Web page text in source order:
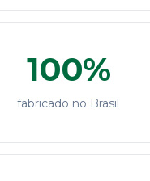
100%
fabricado no Brasil